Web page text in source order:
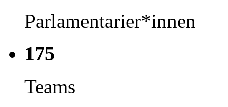
Parlamentarier*innen
175
Teams